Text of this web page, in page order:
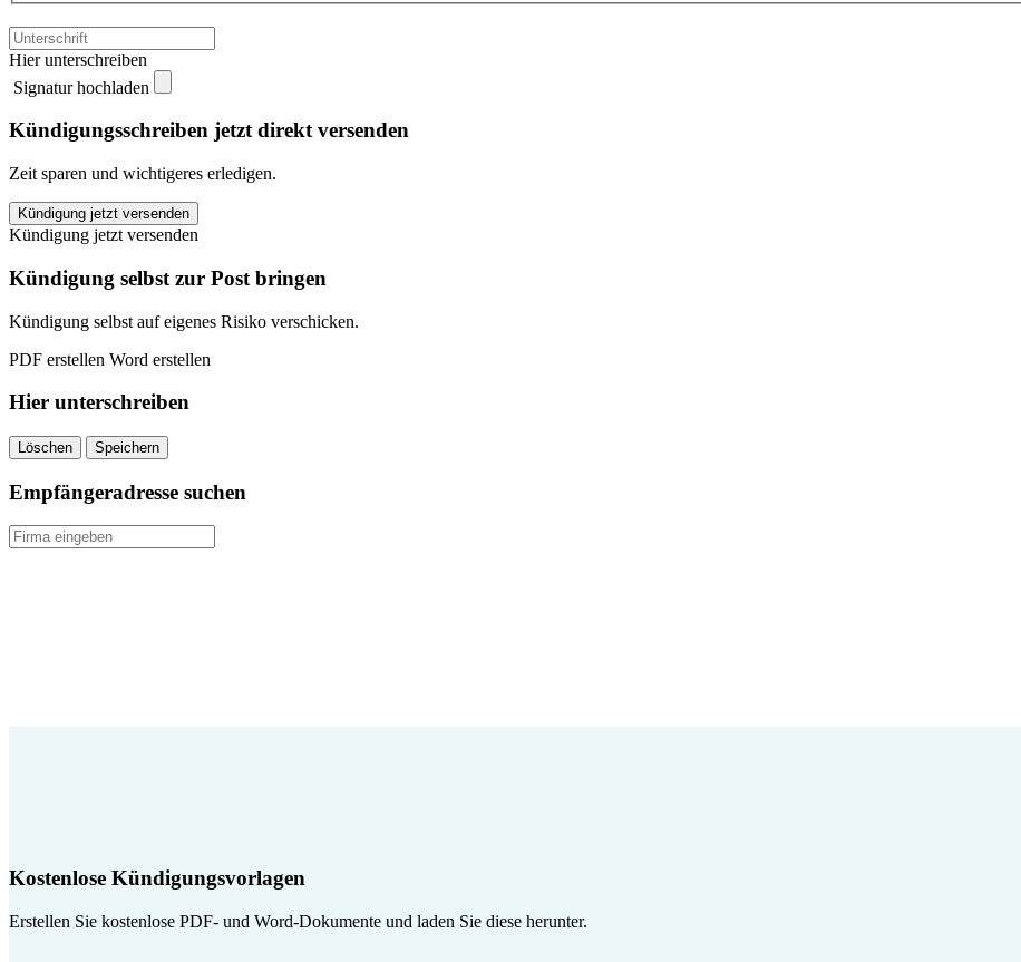
Hier unterschreiben
Signatur hochladen
Kündigungsschreiben jetzt direkt versenden
Zeit sparen und wichtigeres erledigen.
Tipprente24
kündigen
quantity
Kündigung jetzt versenden
Kündigung jetzt versenden
Kündigung selbst zur Post bringen
Kündigung selbst auf eigenes Risiko verschicken.
PDF erstellen Word erstellen
Hier unterschreiben
Löschen Speichern
Empfängeradresse suchen
Kostenlose Kündigungsvorlagen
Erstellen Sie kostenlose PDF- und Word-Dokumente und laden Sie diese herunter.